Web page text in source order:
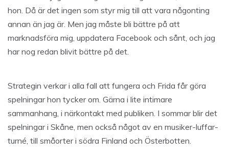
hon. Då är det ingen som styr mig till att vara någonting
annan än jag är. Men jag måste bli bättre på att
marknadsföra mig, uppdatera Facebook och sånt, och jag
har nog redan blivit bättre på det.
Strategin verkar i alla fall att fungera och Frida får göra
spelningar hon tycker om. Gärna i lite intimare
sammanhang, i närkontakt med publiken. I sommar blir det
spelningar i Skåne, men också något av en musiker-luffar-
turné, till småorter i södra Finland och Österbotten.